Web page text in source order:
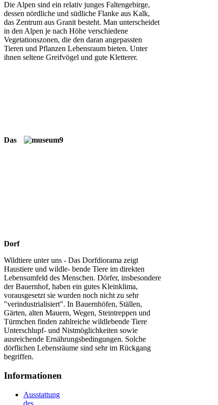
Die Alpen sind ein relativ junges Faltengebirge,
dessen nördliche und südliche Flanke aus Kalk,
das Zentrum aus Granit besteht. Man unterscheidet
in den Alpen je nach Höhe verschiedene
Vegetationszonen, die den daran angepassten
Tieren und Pflanzen Lebensraum bieten. Unter
ihnen seltene Greifvögel und gute Kletterer.
Das
Dorf
Wildtiere unter uns - Das Dorfdiorama zeigt
Haustiere und wildle- bende Tiere im direkten
Lebensumfeld des Menschen. Dörfer, insbesondere
der Bauernhof, haben ein gutes Kleinklima,
vorausgesetzt sie wurden noch nicht zu sehr
"verindustrialisiert". In Bauernhöfen, Ställen,
Gärten, alten Mauern, Wegen, Steintreppen und
Türmchen finden zahlreiche wildlebende Tiere
Unterschlupf- und Nistmöglichkeiten sowie
ausreichende Ernährungsbedingungen. Solche
dörflichen Lebensräume sind sehr im Rückgang
begriffen.
Informationen
Ausstattung
des